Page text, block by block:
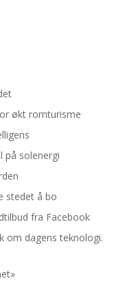
økt romturisme
på solenergi
stedet å bo
fra Facebook
om dagens teknologi.